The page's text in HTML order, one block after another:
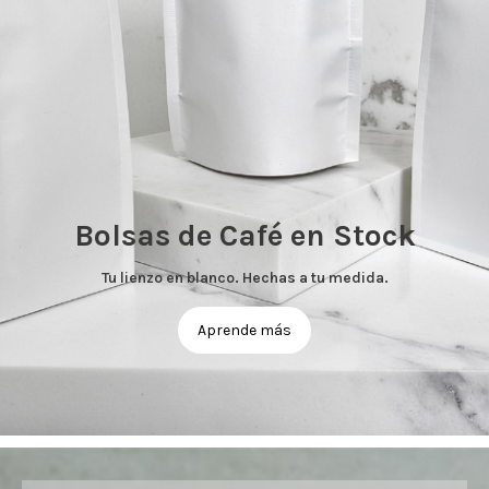
Bolsas de Café en Stock
Tu lienzo en blanco. Hechas a tu medida.
Aprende más